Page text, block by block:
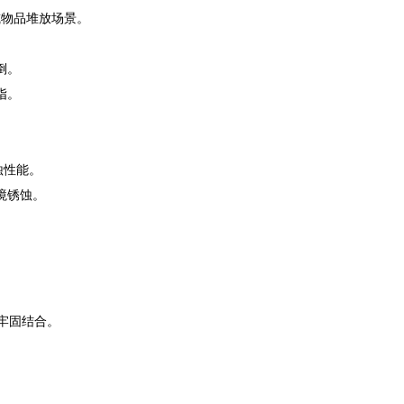
品堆放场景。
能。
蚀。
结合。